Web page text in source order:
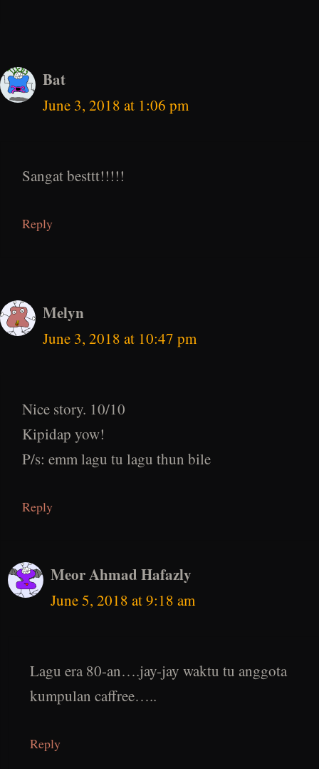
Bat
June 3, 2018 at 1:06 pm
Sangat besttt!!!!!
Reply
Melyn
June 3, 2018 at 10:47 pm
Nice story. 10/10
Kipidap yow!
P/s: emm lagu tu lagu thun bile
Reply
Meor Ahmad Hafazly
June 5, 2018 at 9:18 am
Lagu era 80-an….jay-jay waktu tu anggota
kumpulan caffree…..
Reply